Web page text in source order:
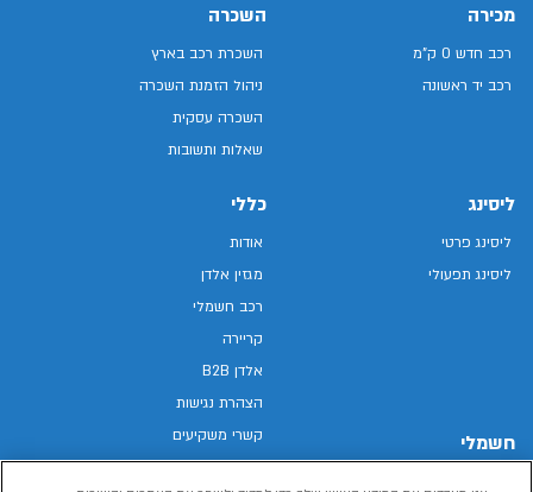
מכירה
רכב חדש 0 ק"מ
רכב יד ראשונה
השכרה
השכרת רכב בארץ
ניהול הזמנת השכרה
השכרה עסקית
שאלות ותשובות
ליסינג
ליסינג פרטי
ליסינג תפעולי
חשמלי
כללי
אודות
מגזין אלדן
רכב חשמלי
קריירה
אלדן B2B
הצהרת נגישות
קשרי משקיעים
מפת האתר